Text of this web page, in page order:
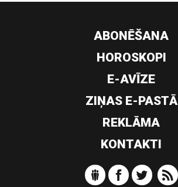
ABONĒŠANA
HOROSKOPI
E-AVĪZE
ZIŅAS E-PASTĀ
REKLĀMA
KONTAKTI